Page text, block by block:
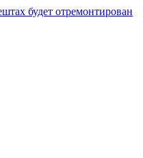
будет отремонтирован